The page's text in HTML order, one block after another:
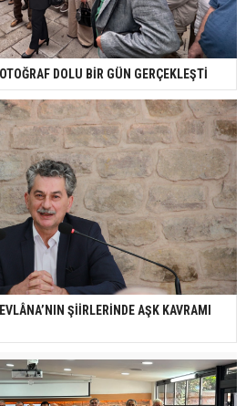
DOLU BİR GÜN GERÇEKLEŞTİ
ŞİİRLERİNDE AŞK KAVRAMI